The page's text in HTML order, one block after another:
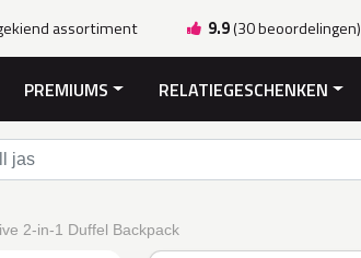
assortiment 9.9(30 beoordelingen)
PREMIUMS RELATIEGESCHENKEN
2-in-1 Duffel Backpack